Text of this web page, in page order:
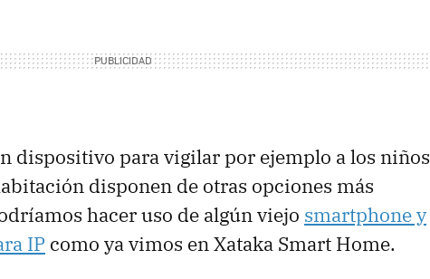
dispositivo para vigilar por ejemplo a los niños
disponen de otras opciones más
hacer uso de algún viejo smartphone y
IP como ya vimos en Xataka Smart Home.